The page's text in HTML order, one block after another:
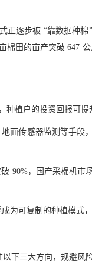
正逐步被 “靠数据种
田的亩产突破 647
植户的投资回报可提
传感器监测等手段，
90%，国产采棉机市
为可复制的种植模式
下三大方向，规避风